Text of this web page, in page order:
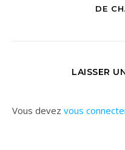
DE
LAISSER
Vous devez vous